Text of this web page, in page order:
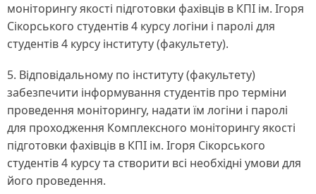
моніторингу якості підготовки фахівців в КПІ ім. Ігоря
Сікорського студентів 4 курсу логіни і паролі для
студентів 4 курсу інституту (факультету).
5. Відповідальному по інституту (факультету)
забезпечити інформування студентів про терміни
проведення моніторингу, надати їм логіни і паролі
для проходження Комплексного моніторингу якості
підготовки фахівців в КПІ ім. Ігоря Сікорського
студентів 4 курсу та створити всі необхідні умови для
його проведення.